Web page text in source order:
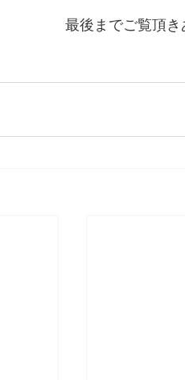
最後までご覧頂